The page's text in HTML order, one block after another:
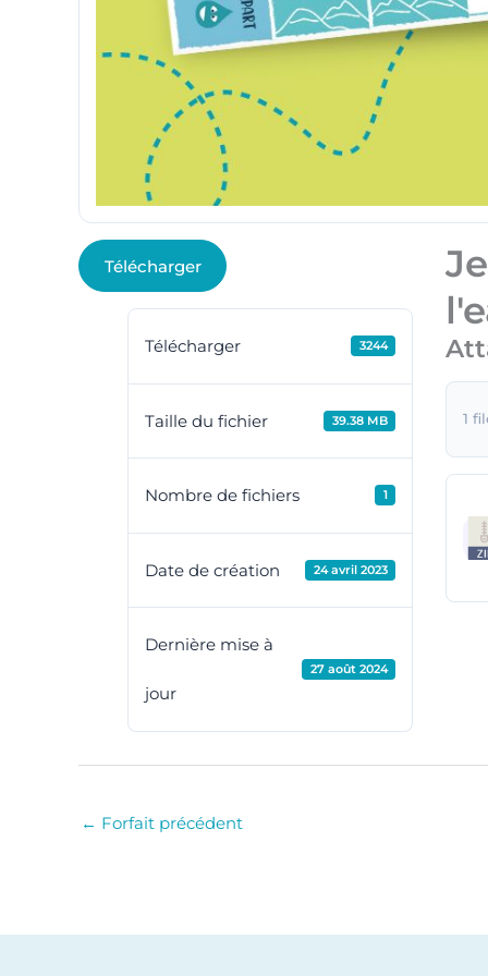
Télécharger
Télécharger 3244
Taille du fichier 39.38 MB
Nombre de fichiers 1
Date de création 24 avril 2023
Dernière mise à
jour
27 août 2024
1
← Forfait précédent